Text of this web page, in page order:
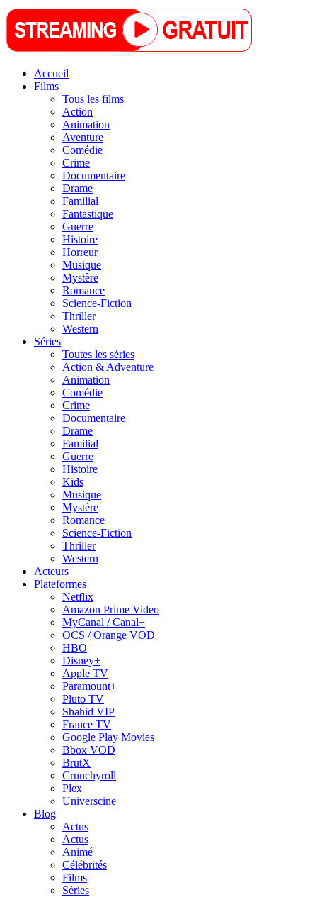
Accueil
Films
Tous les films
Action
Animation
Aventure
Comédie
Crime
Documentaire
Drame
Familial
Fantastique
Guerre
Histoire
Horreur
Musique
Mystère
Romance
Science-Fiction
Thriller
Western
Séries
Toutes les séries
Action & Adventure
Animation
Comédie
Crime
Documentaire
Drame
Familial
Guerre
Histoire
Kids
Musique
Mystère
Romance
Science-Fiction
Thriller
Western
Acteurs
Plateformes
Netflix
Amazon Prime Video
MyCanal / Canal+
OCS / Orange VOD
HBO
Disney+
Apple TV
Paramount+
Pluto TV
Shahid VIP
France TV
Google Play Movies
Bbox VOD
BrutX
Crunchyroll
Plex
Universcine
Blog
Actus
Actus
Animé
Célébrités
Films
Séries